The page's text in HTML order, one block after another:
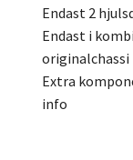
Endast 2
Endast i
originalchassi
Extra
info